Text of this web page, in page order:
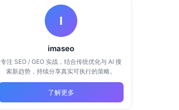
I
imaseo
专注 SEO / GEO 实战，结合传统优化与 AI 搜
索新趋势，持续分享真实可执行的策略。
了解更多